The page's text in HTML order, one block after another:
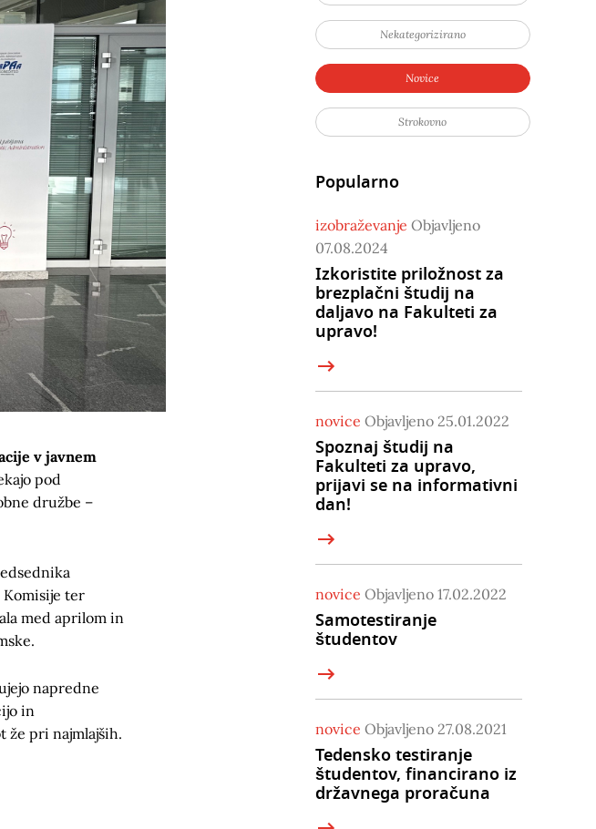
Nekategorizirano
Novice
Strokovno
Popularno
izobraževanje Objavljeno
07.08.2024
Izkoristite priložnost za
brezplačni študij na
daljavo na Fakulteti za
upravo!
novice Objavljeno 25.01.2022
Spoznaj študij na
Fakulteti za upravo,
prijavi se na informativni
dan!
novice Objavljeno 17.02.2022
Samotestiranje
študentov
novice Objavljeno 27.08.2021
Tedensko testiranje
študentov, financirano iz
državnega proračuna
v javnem
pod
družbe –
Komisije ter
med aprilom in
napredne
in
že pri najmlajših.